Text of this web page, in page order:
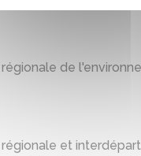
de
et